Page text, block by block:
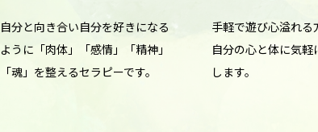
自分と向き合い自分を好きになる
ように「肉体」「感情」「精神」
「魂」を整えるセラピーです。
手軽で遊び心溢れる
自分の心と体に気軽
します。